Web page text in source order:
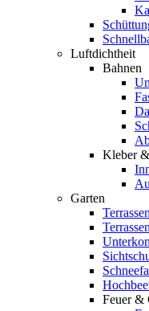
Luftdichtheit
Bahnen
Kleber
Garten
Feuer &